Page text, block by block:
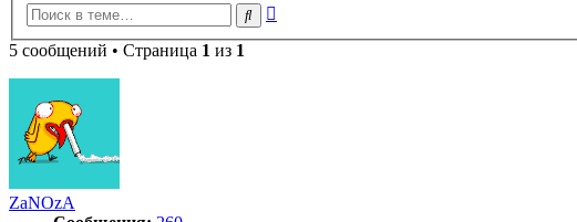
Поиск
5 сообщений • Страница 1 из 1
ZaNOzA